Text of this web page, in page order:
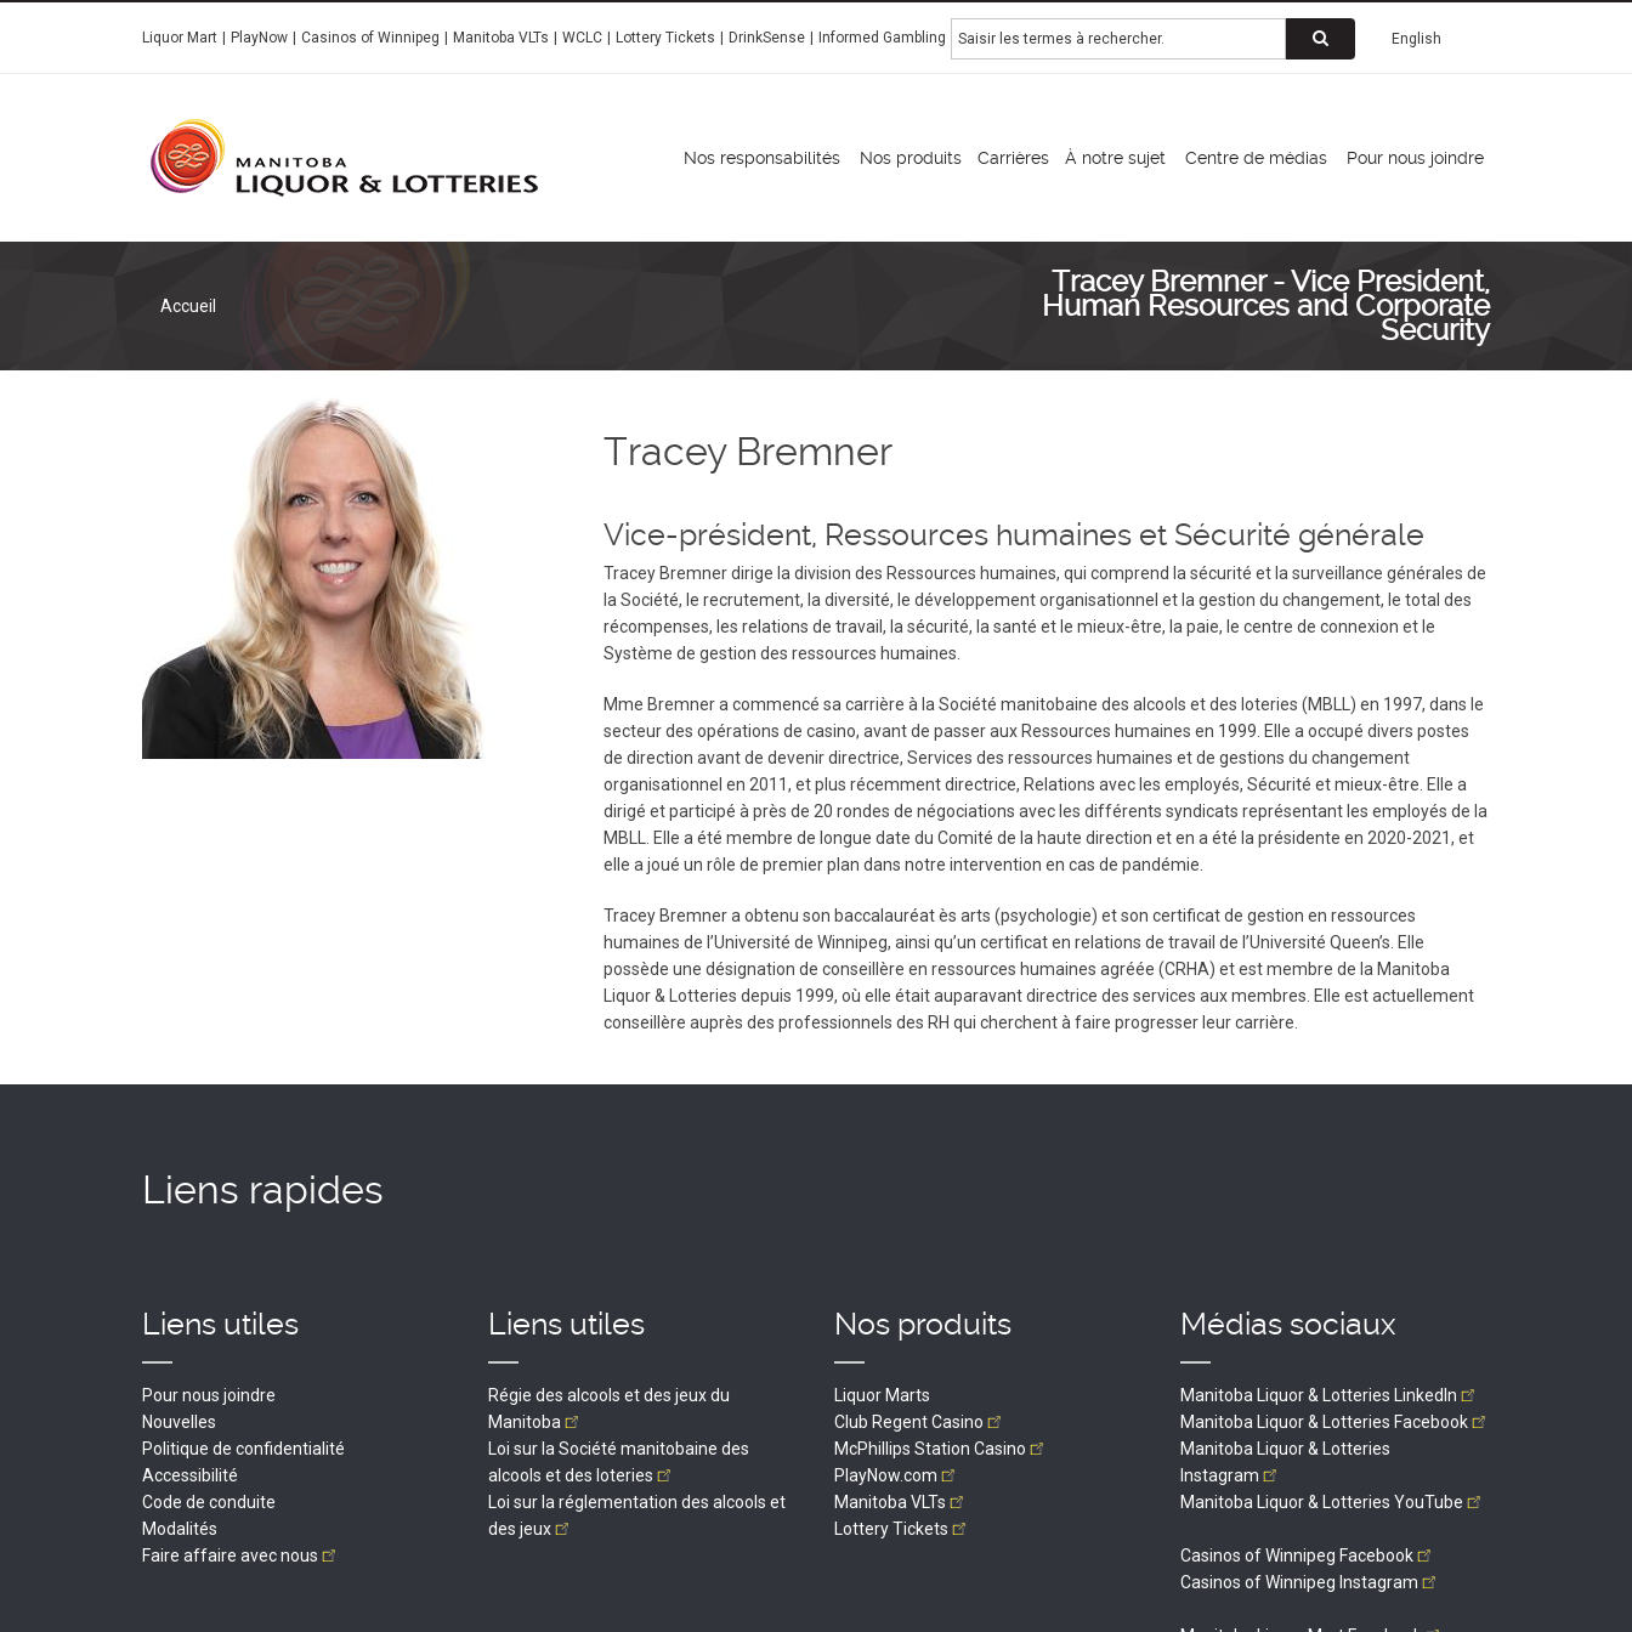
Liquor Mart PlayNow Casinos of Winnipeg Manitoba VLTs WCLC Lottery Tickets DrinkSense Informed Gambling Rechercher English
Nos responsabilités Nos produits Carrières À notre sujet Centre de médias Pour nous joindre
Accueil
Tracey Bremner - Vice President,
Human Resources and Corporate
Security
Tracey Bremner
Vice-président, Ressources humaines et Sécurité générale
Tracey Bremner dirige la division des Ressources humaines, qui comprend la sécurité et la surveillance générales de
la Société, le recrutement, la diversité, le développement organisationnel et la gestion du changement, le total des
récompenses, les relations de travail, la sécurité, la santé et le mieux-être, la paie, le centre de connexion et le
Système de gestion des ressources humaines.
Mme Bremner a commencé sa carrière à la Société manitobaine des alcools et des loteries (MBLL) en 1997, dans le
secteur des opérations de casino, avant de passer aux Ressources humaines en 1999. Elle a occupé divers postes
de direction avant de devenir directrice, Services des ressources humaines et de gestions du changement
organisationnel en 2011, et plus récemment directrice, Relations avec les employés, Sécurité et mieux-être. Elle a
dirigé et participé à près de 20 rondes de négociations avec les différents syndicats représentant les employés de la
MBLL. Elle a été membre de longue date du Comité de la haute direction et en a été la présidente en 2020-2021, et
elle a joué un rôle de premier plan dans notre intervention en cas de pandémie.
Tracey Bremner a obtenu son baccalauréat ès arts (psychologie) et son certificat de gestion en ressources
humaines de l’Université de Winnipeg, ainsi qu’un certificat en relations de travail de l’Université Queen’s. Elle
possède une désignation de conseillère en ressources humaines agréée (CRHA) et est membre de la Manitoba
Liquor & Lotteries depuis 1999, où elle était auparavant directrice des services aux membres. Elle est actuellement
conseillère auprès des professionnels des RH qui cherchent à faire progresser leur carrière.
Liens rapides
Liens utiles
Pour nous joindre
Nouvelles
Politique de confidentialité
Accessibilité
Code de conduite
Modalités
Faire affaire avecnous
Liens utiles
Régie des alcools et des jeux du
Manitoba
Loi sur la Société manitobaine des
alcools et des loteries
Loi sur la réglementation des alcools et
des jeux
Nos produits
Liquor Marts
Club RegentCasino
McPhillips Station Casino
PlayNow.com
Manitoba VLTs
LotteryTickets
Médias sociaux
Manitoba Liquor & Lotteries
LinkedIn
Manitoba Liquor & Lotteries Facebook
Manitoba Liquor & Lotteries
Instagram
Manitoba Liquor & Lotteries YouTube
Casinos of Winnipeg Facebook
Casinos of Winnipeg Instagram